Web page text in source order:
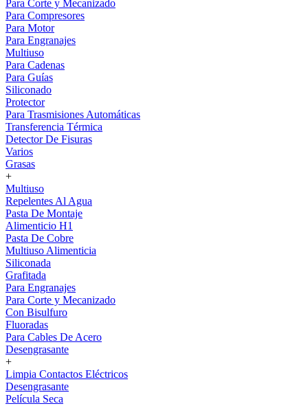
Para Corte y Mecanizado
Para Compresores
Para Motor
Para Engranajes
Multiuso
Para Cadenas
Para Guías
Siliconado
Protector
Para Trasmisiones Automáticas
Transferencia Térmica
Detector De Fisuras
Varios
Grasas
+
Multiuso
Repelentes Al Agua
Pasta De Montaje
Alimenticio H1
Pasta De Cobre
Multiuso Alimenticia
Siliconada
Grafitada
Para Engranajes
Para Corte y Mecanizado
Con Bisulfuro
Fluoradas
Para Cables De Acero
Desengrasante
+
Limpia Contactos Eléctricos
Desengrasante
Película Seca